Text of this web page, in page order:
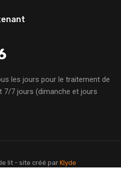
les jours pour le traitement de
7/7 jours (dimanche et jours
lit - site créé par Klyde